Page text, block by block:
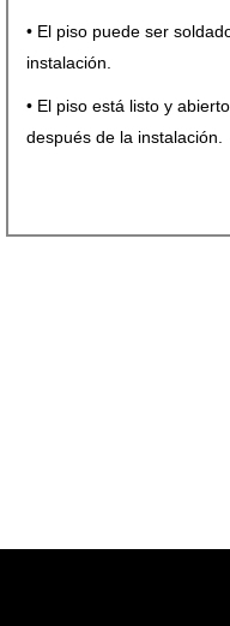
• El piso puede ser
instalación.
• El piso está listo y
después de la instalación.